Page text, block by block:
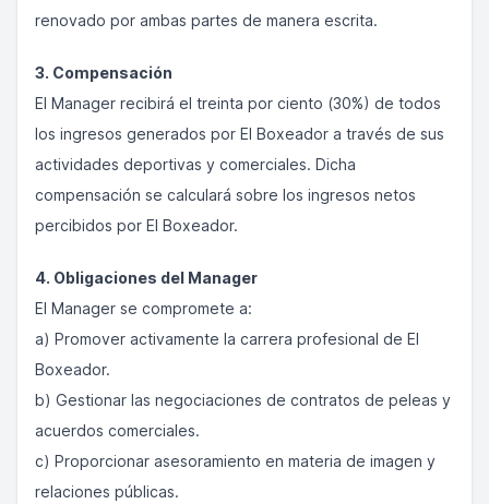
renovado por ambas partes de manera escrita.
3. Compensación
El Manager recibirá el treinta por ciento (30%) de todos
los ingresos generados por El Boxeador a través de sus
actividades deportivas y comerciales. Dicha
compensación se calculará sobre los ingresos netos
percibidos por El Boxeador.
4. Obligaciones del Manager
El Manager se compromete a:
a) Promover activamente la carrera profesional de El
Boxeador.
b) Gestionar las negociaciones de contratos de peleas y
acuerdos comerciales.
c) Proporcionar asesoramiento en materia de imagen y
relaciones públicas.